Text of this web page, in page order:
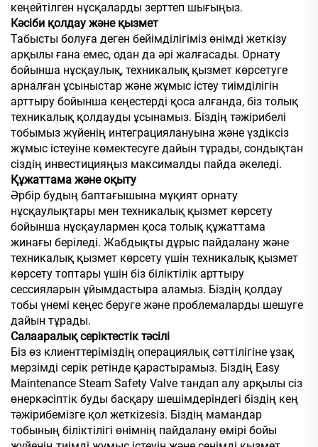
кеңейтілген нұсқаларды зерттеп шығыңыз.
Кәсіби қолдау және қызмет
Табысты болуға деген бейімділігіміз өнімді жеткізу
арқылы ғана емес, одан да әрі жалғасады. Орнату
бойынша нұсқаулық, техникалық қызмет көрсетуге
арналған ұсыныстар және жұмыс істеу тиімділігін
арттыру бойынша кеңестерді қоса алғанда, біз толық
техникалық қолдауды ұсынамыз. Біздің тәжірибелі
тобымыз жүйенің интеграциялануына және үздіксіз
жұмыс істеуіне көмектесуге дайын тұрады, сондықтан
сіздің инвестицияңыз максималды пайда әкеледі.
Құжаттама және оқыту
Әрбір будың баптағышына мұқият орнату
нұсқаулықтары мен техникалық қызмет көрсету
бойынша нұсқаулармен қоса толық құжаттама
жинағы беріледі. Жабдықты дұрыс пайдалану және
техникалық қызмет көрсету үшін техникалық қызмет
көрсету топтары үшін біз біліктілік арттыру
сессияларын ұйымдастыра аламыз. Біздің қолдау
тобы үнемі кеңес беруге және проблемаларды шешуге
дайын тұрады.
Салааралық серіктестік тәсілі
Біз өз клиенттеріміздің операциялық сәттілігіне ұзақ
мерзімді серік ретінде қарастырамыз. Біздің Easy
Maintenance Steam Safety Valve тандап алу арқылы сіз
өнеркәсіптік буды басқару шешімдеріндегі біздің кең
тәжірибемізге қол жеткіzesіз. Біздің мамандар
тобының біліктілігі өнімнің пайдалану өмірі бойы